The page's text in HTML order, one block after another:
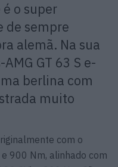
o super
de sempre
alemã. Na sua
GT 63 S e-
berlina com
muito
com o
900 Nm, alinhado com